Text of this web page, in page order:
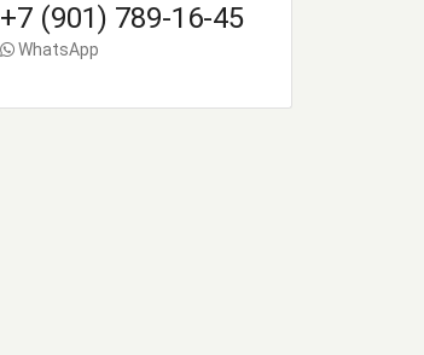
+7 (901) 789-16-45
WhatsApp